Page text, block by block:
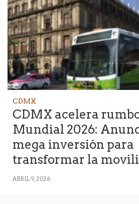
CDMX
CDMX acelera
Mundial 2026:
mega inversión para
transformar la
ABRIL 9, 2026